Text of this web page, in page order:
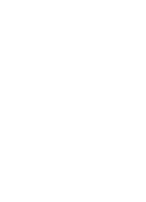
Toscana